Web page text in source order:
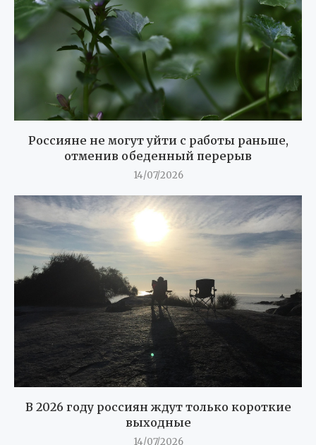
Россияне не могут уйти с работы раньше,
отменив обеденный перерыв
14/07/2026
В 2026 году россиян ждут только короткие
выходные
14/07/2026